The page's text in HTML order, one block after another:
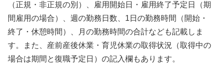
（正規・非正規の別）、雇用開始日・雇用終了予定日（期
間雇用の場合）、週の勤務日数、1日の勤務時間（開始・
終了・休憩時間）、月の勤務時間の合計なども記載しま
す。また、産前産後休業・育児休業の取得状況（取得中の
場合は期間と復職予定日）の記入欄もあります。